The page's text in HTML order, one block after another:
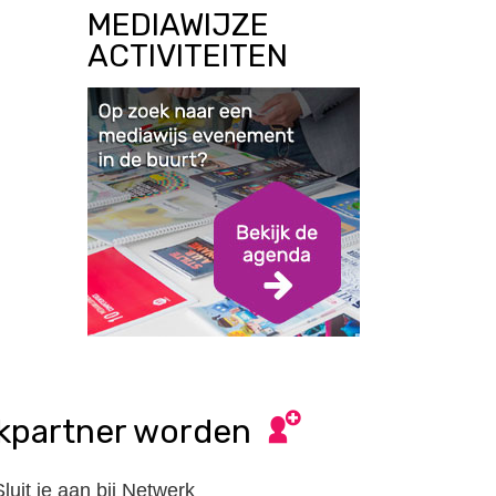
MEDIAWIJZE
ACTIVITEITEN
worden
je aan bij Netwerk